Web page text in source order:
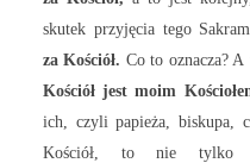
skutek przyjęcia tego
za Kościół. Co to oznacza?
Kościół jest moim
ich, czyli papieża, biskupa,
Kościół, to nie tylko